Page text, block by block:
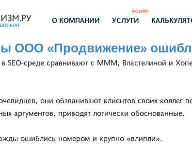
О КОМПАНИИ УСЛУГИ
АКЦИИ!
ООО «Продвижение»
среде сравнивают с МММ, Властелиной и
они обзванивают клиентов своих
аргументов, приводят логически обоснованные.
ошиблись номером и крупно «влипли».